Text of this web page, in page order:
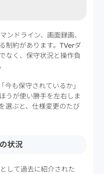
ンドライン、画面録画、
制約があります。TVerダ
なく、保守状況と操作負
も保守されているか」
うが使い勝手を左右しま
選ぶと、仕様変更のたび
状況
して過去に紹介された